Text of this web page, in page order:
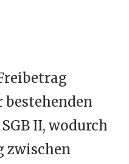
II, wodurch
zwischen